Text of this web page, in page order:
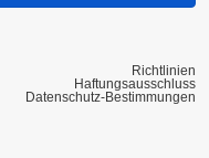
Richtlinien
Haftungsausschluss
Datenschutz-Bestimmungen